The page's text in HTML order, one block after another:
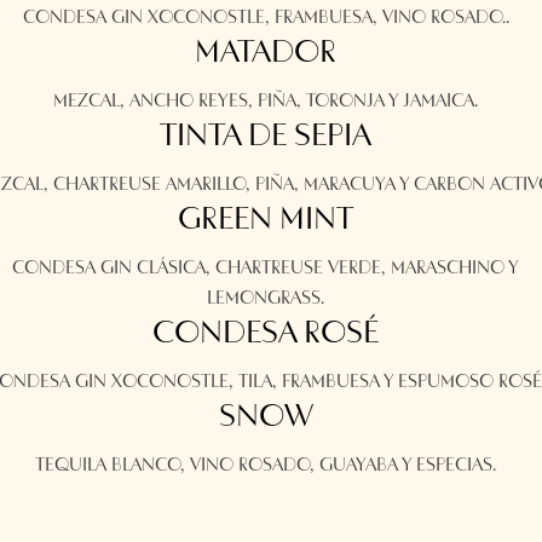
CONDESA GIN XOCONOSTLE, FRAMBUESA, VINO ROSADO..
MATADOR
MEZCAL, ANCHO REYES, PIÑA, TORONJA Y JAMAICA.
TINTA DE SEPIA
CHARTREUSE AMARILLO, PIÑA, MARACUYA Y CARBON
GREEN MINT
CONDESA GIN CLÁSICA, CHARTREUSE VERDE, MARASCHINO Y
LEMONGRASS.
CONDESA ROSÉ
GIN XOCONOSTLE, TILA, FRAMBUESA Y ESPUMOSO
SNOW
TEQUILA BLANCO, VINO ROSADO, GUAYABA Y ESPECIAS.